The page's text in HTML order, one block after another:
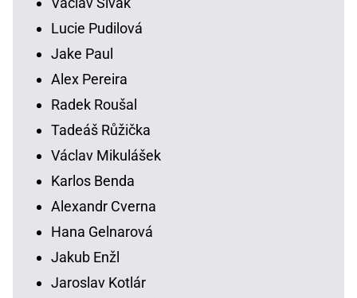
Lucie Pudilová
Jake Paul
Alex Pereira
Radek Roušal
Tadeáš Růžička
Václav Mikulášek
Karlos Benda
Alexandr Cverna
Hana Gelnarová
Jakub Enžl
Jaroslav Kotlár